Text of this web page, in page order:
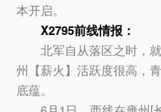
本开启。
X2795前线情报：
北军自从落区之时，就
州【薪火】活跃度很高，
底蕴。